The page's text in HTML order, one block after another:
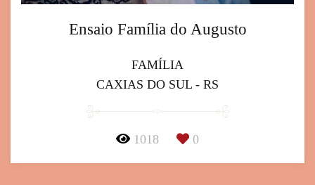
Ensaio Família do Augusto
FAMÍLIA
CAXIAS DO SUL - RS
1018 0